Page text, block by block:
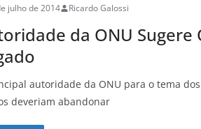
julho de 2014 Ricardo Galossi
da ONU Sugere
autoridade da ONU para o tema
deveriam abandonar